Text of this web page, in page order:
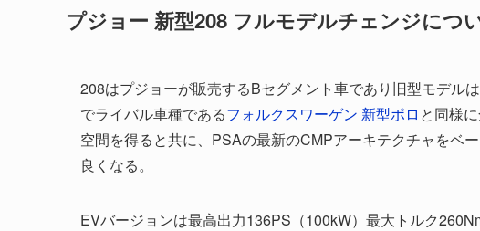
プジョー 新型208 フルモデルチェンジにつ
208はプジョーが販売するBセグメント車であり旧型モデル
でライバル車種であるフォルクスワーゲン 新型ポロ と同様
空間を得ると共に、PSAの最新のCMPアーキテクチャをベ
良くなる。
EVバージョンは最高出力136PS（100kW）最大トルク